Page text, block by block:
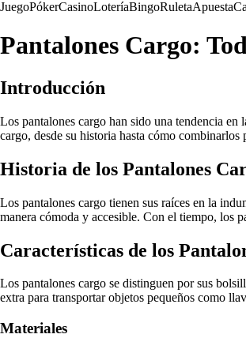
JuegoPókerCasinoLoteríaBingoRuletaApuesta
Pantalones Cargo:
Introducción
Los pantalones cargo han sido una tendencia
cargo, desde su historia hasta cómo combinarlos
Historia de los Pantalones
Los pantalones cargo tienen sus raíces en la
manera cómoda y accesible. Con el tiempo, los
Características de los
Los pantalones cargo se distinguen por sus
extra para transportar objetos pequeños como
Materiales